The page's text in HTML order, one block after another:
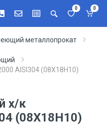
0 0
металлопрокат
AISI304 (08Х18Н10)
х/к
(08Х18Н10)